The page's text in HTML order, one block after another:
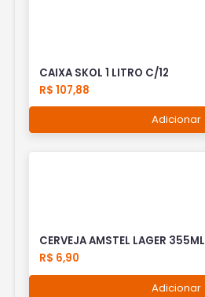
CAIXA SKOL 1 LITRO C/12
R$ 107,88
Adicionar
CERVEJA AMSTEL LAGER 355ML
R$ 6,90
Adicionar